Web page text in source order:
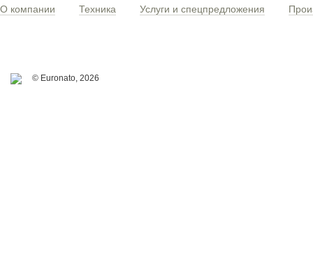
О компании Техника Услуги и спецпредложения
© Euronato, 2026